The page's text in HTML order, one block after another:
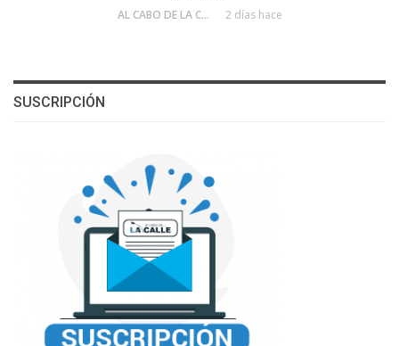
AL CABO DE LA CALLE 2 días hace
SUSCRIPCIÓN